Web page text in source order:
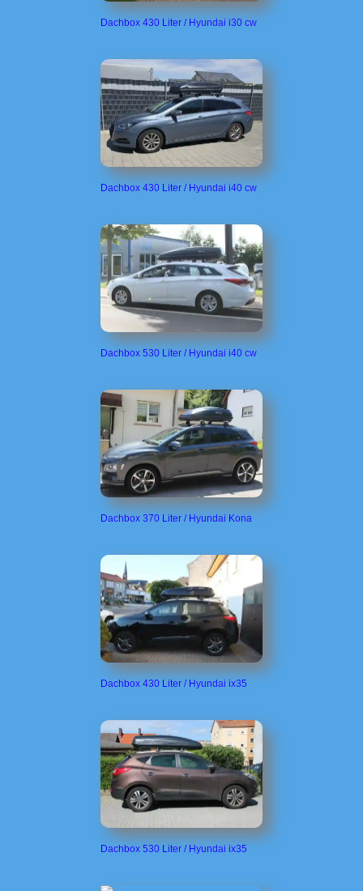
Dachbox 430 Liter / Hyundai i30 cw
Dachbox 430 Liter / Hyundai i40 cw
Dachbox 530 Liter / Hyundai i40 cw
Dachbox 370 Liter / Hyundai Kona
Dachbox 430 Liter / Hyundai ix35
Dachbox 530 Liter / Hyundai ix35